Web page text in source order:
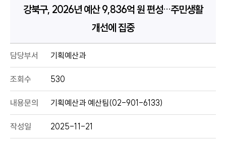
강북구, 2026년 예산 9,836억 원 편성…주민생활
개선에 집중
담당부서 기획예산과
조회수 530
내용문의 기획예산과 예산팀(02-901-6133)
작성일 2025-11-21